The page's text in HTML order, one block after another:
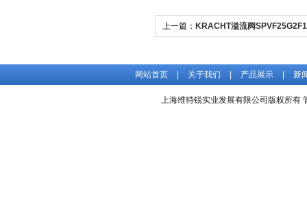
上一篇： KRACHT溢流阀
网站首页 关于我们 产品展示 新
上海维特锐实业发展有限公司版权所有